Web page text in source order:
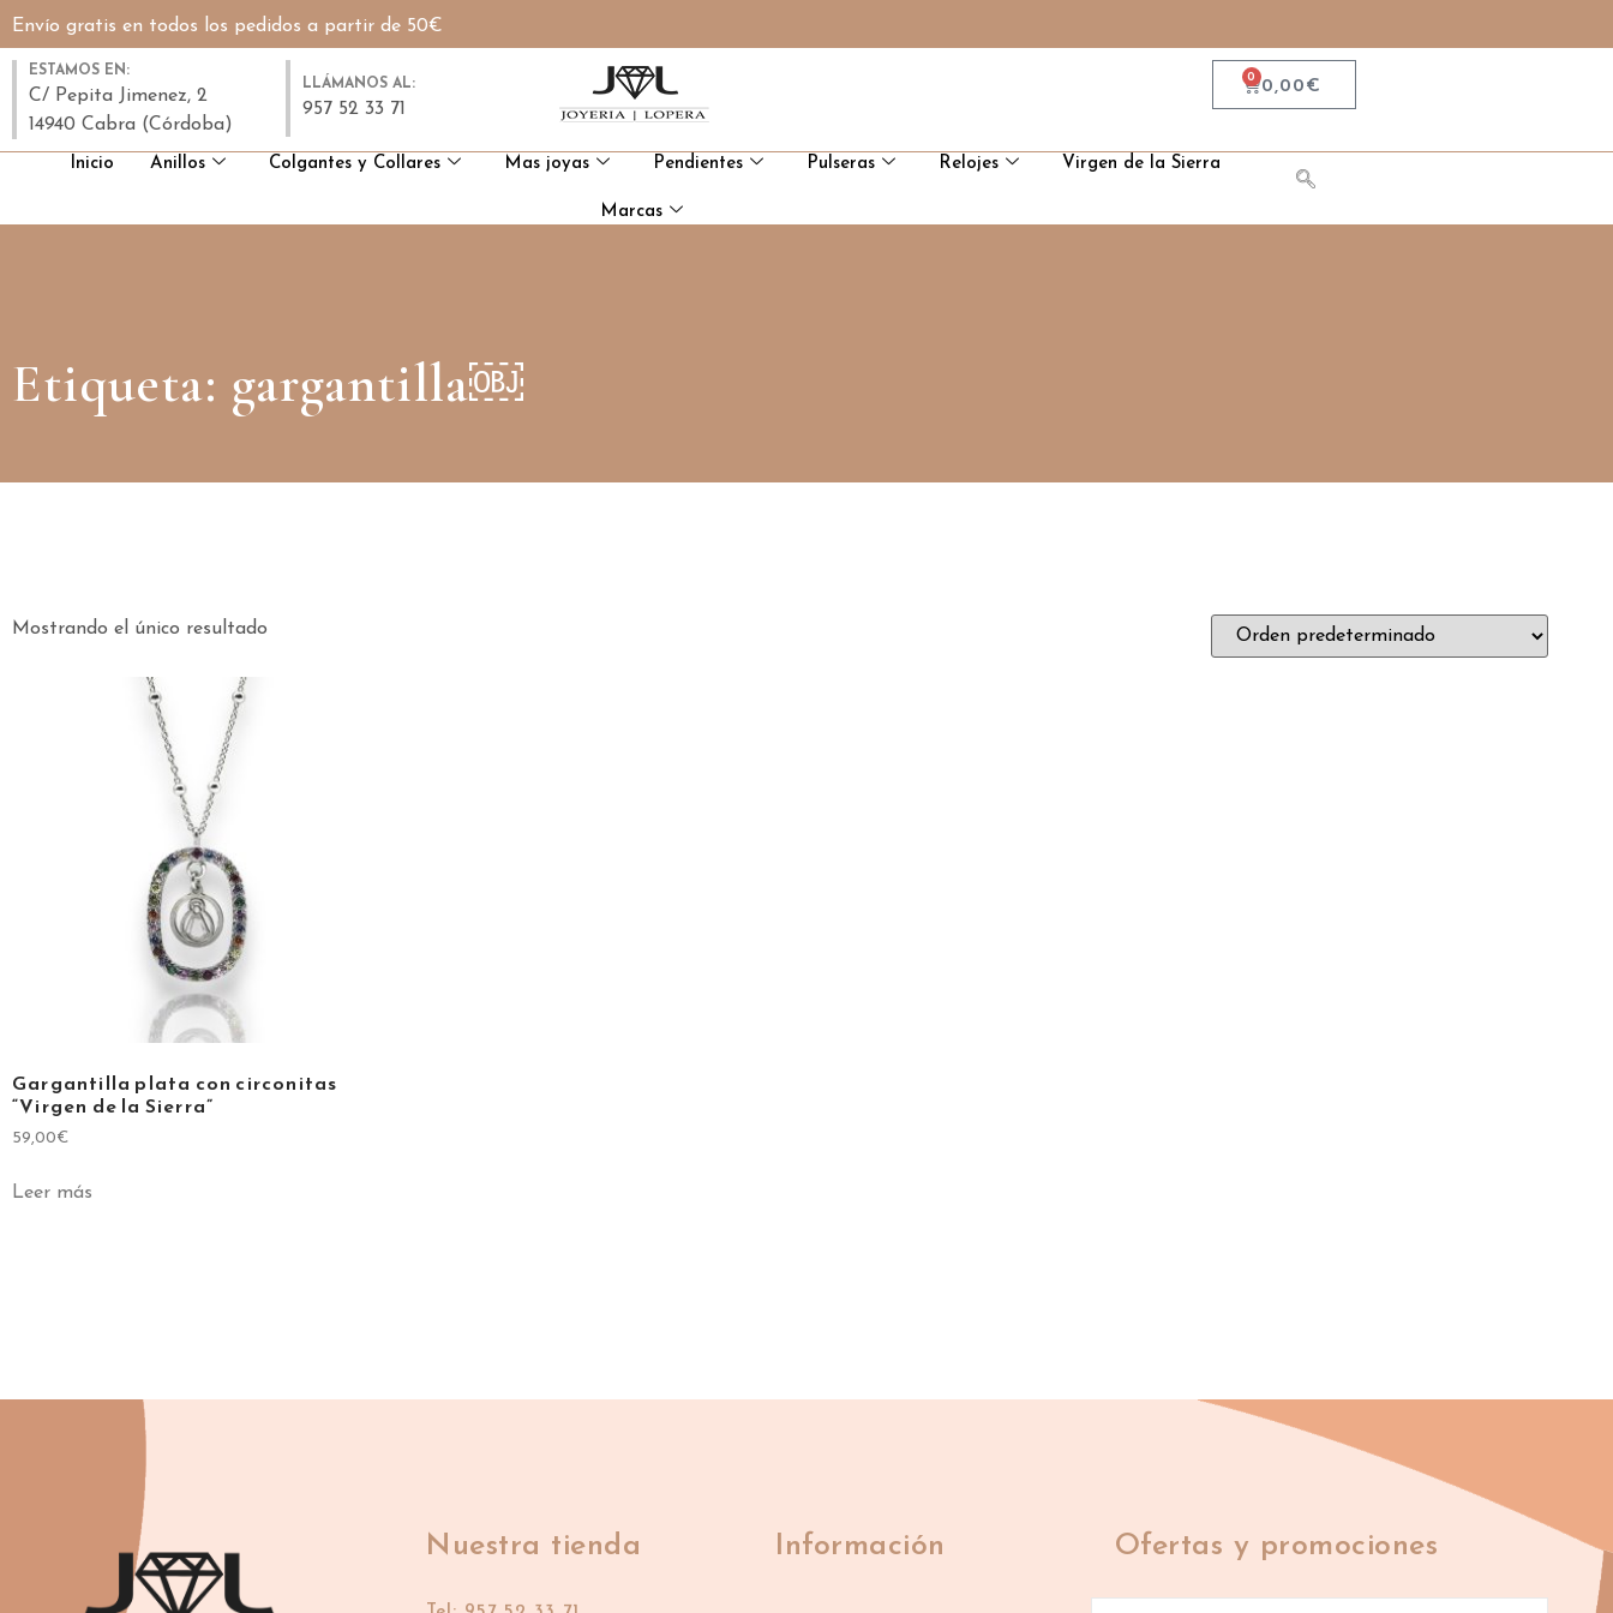
Envío gratis en todos los pedidos a partir de 50€
ESTAMOS EN:
C/ Pepita Jimenez, 2
14940 Cabra (Córdoba)
LLÁMANOS AL:
957 52 33 71
0,00€
0
Inicio Anillos Colgantes y Collares Mas joyas Pendientes Pulseras Relojes Virgen de la Sierra
Marcas
Etiqueta: gargantilla￼
Mostrando el único resultado
Gargantilla plata con circonitas
“Virgen de la Sierra”
59,00€
Leer más
Nuestra tienda Información Ofertas y promociones